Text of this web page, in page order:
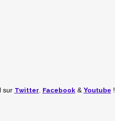
sur Twitter Facebook& Youtube!